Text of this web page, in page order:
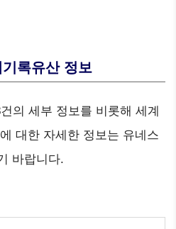
록유산 정보
의 세부 정보를 비롯해 세계
대한 자세한 정보는 유네스
바랍니다.